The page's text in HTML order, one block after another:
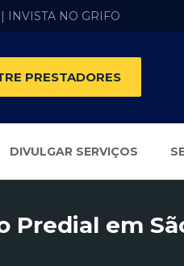
| INVISTA NO GRIFO
PRESTADORES
DIVULGAR SERVIÇOS
Predial em